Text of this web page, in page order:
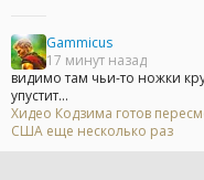
Gammicus
17 минут назад
видимо там чьи-то ножки
упустит...
Хидео Кодзима готов
США еще несколько раз